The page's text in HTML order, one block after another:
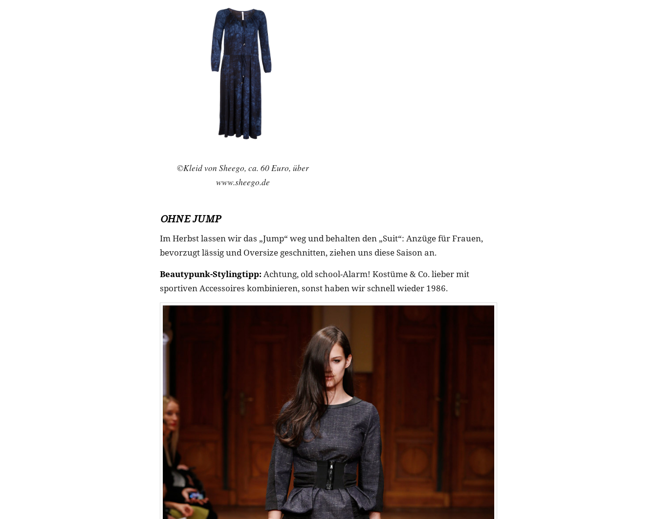
©Kleid von Sheego, ca. 60 Euro, über
www.sheego.de
OHNE JUMP
Im Herbst lassen wir das „Jump“ weg und behalten den „Suit“: Anzüge für Frauen,
bevorzugt lässig und Oversize geschnitten, ziehen uns diese Saison an.
Beautypunk-Stylingtipp: Achtung, old school-Alarm! Kostüme & Co. lieber mit
sportiven Accessoires kombinieren, sonst haben wir schnell wieder 1986.